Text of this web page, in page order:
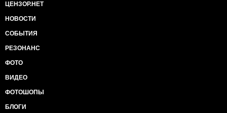
ЦЕНЗОР.НЕТ
НОВОСТИ
СОБЫТИЯ
РЕЗОНАНС
ФОТО
ВИДЕО
ФОТОШОПЫ
БЛОГИ